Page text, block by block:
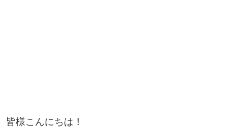
皆様こんにちは！